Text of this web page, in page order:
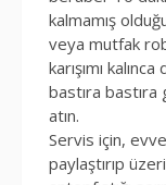
kalmamış
veya mutfak
karışımı
bastıra
atın.
Servis için,
paylaştırıp